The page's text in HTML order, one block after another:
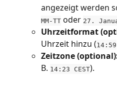
angezeigt werden
MM-TT oder 27.
Uhrzeitformat
Uhrzeit hinzu (14:59
Zeitzone
B. 14:23 CEST).